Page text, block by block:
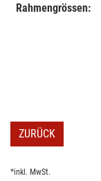
Rahmengrössen:
ZURÜCK
*inkl. MwSt.